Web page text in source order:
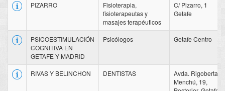
PIZARRO
Fisioterapia,
fisioterapeutas y
masajes terapéuticos
C/ Pizarro, 1
Getafe
PSICOESTIMULACIÓN
COGNITIVA EN
GETAFE Y MADRID
Psicólogos Getafe Centro
RIVAS Y BELINCHON DENTISTAS
Avda. Rigoberta
Menchú, 19,